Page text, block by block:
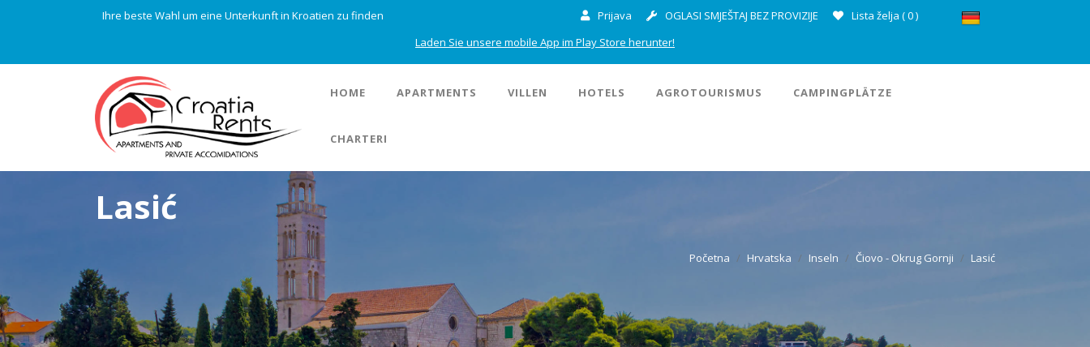
Ihre beste Wahl um eine Unterkunft in Kroatien zu finden Prijava OGLASI SMJEŠTAJ BEZ PROVIZIJE Lista želja (0)
Laden Sie unsere mobile App im Play Store herunter!
HOME APARTMENTS VILLEN HOTELS AGROTOURISMUS CAMPINGPLÄTZE
CHARTERI
Lasić
Početna Hrvatska Inseln Čiovo - Okrug Gornji Lasić